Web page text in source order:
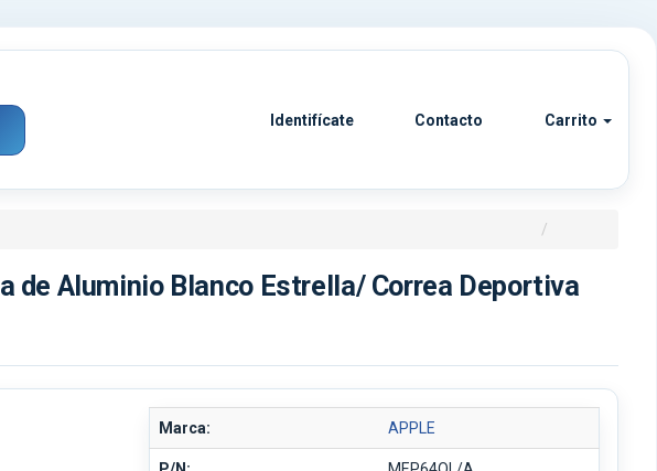
Identifícate Contacto Carrito
de Aluminio Blanco Estrella/ Correa Deportiva
Marca: APPLE